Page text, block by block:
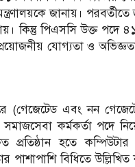
জানায়।
কিন্তু পিএসসি উক্ত পদে
যোগ্যতা ও
এবং নন
কর্মকর্তা পদে
হতে কম্পিউটার
বিধিতে উল্লিখিত